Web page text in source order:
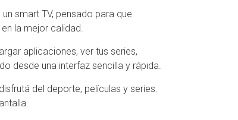
smart TV, pensado para que
la mejor calidad.
aplicaciones, ver tus series,
desde una interfaz sencilla y rápida.
del deporte, películas y series.